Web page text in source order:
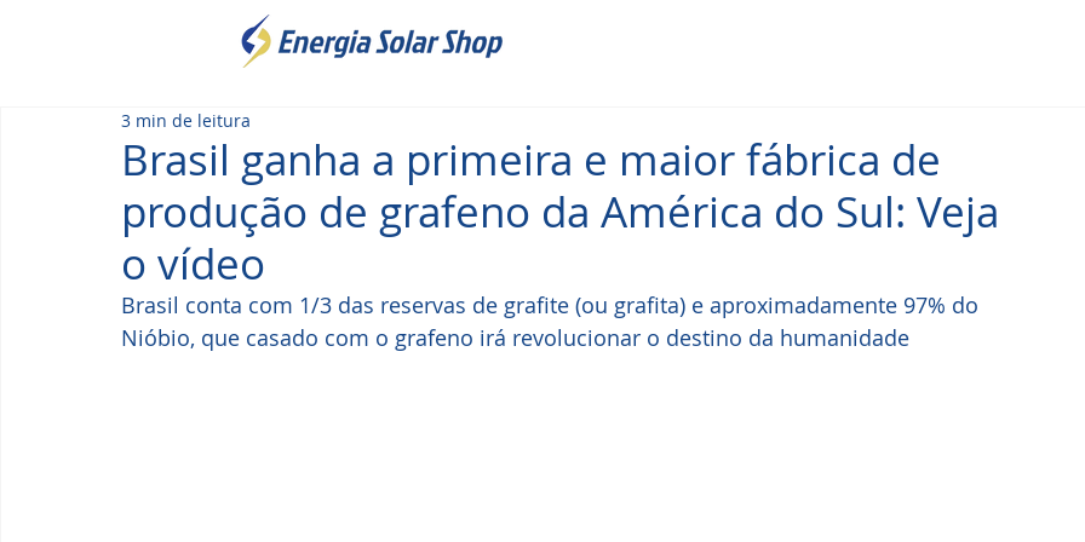
Brasil ganha a primeira e maior fábrica de
produção de grafeno da América do Sul: Veja
o vídeo
3 min de leitura
Brasil conta com 1/3 das reservas de grafite (ou grafita) e aproximadamente 97% do
Nióbio, que casado com o grafeno irá revolucionar o destino da humanidade